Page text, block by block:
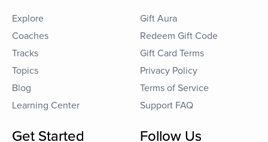
Explore
Coaches
Tracks
Topics
Blog
Learning Center
Gift Aura
Redeem Gift Code
Gift Card Terms
Privacy Policy
Terms of Service
Support FAQ
Get Started Follow Us